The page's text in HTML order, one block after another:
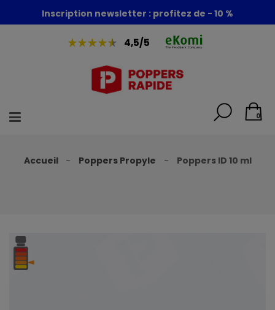
Foire aux poppers : - 30% + 1 poppers offert
Inscription newsletter : profitez de - 10 %
4,5/5
0
Accueil Poppers Propyle Poppers ID 10 ml